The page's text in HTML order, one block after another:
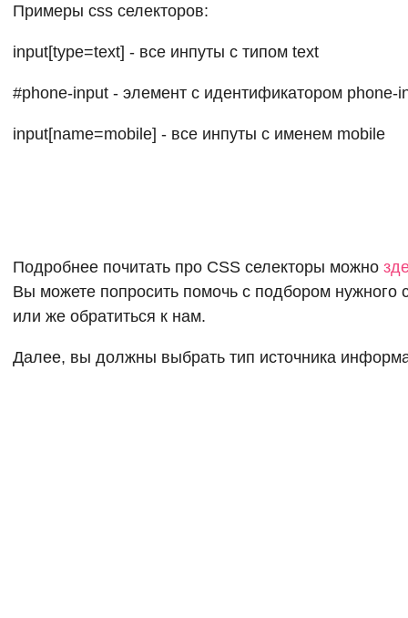
Примеры css селекторов:
input[type=text] - все инпуты с типом text
#phone-input - элемент с идентификатором phone-
input[name=mobile] - все инпуты с именем mobile
Подробнее почитать про CSS селекторы можно
Вы можете попросить помочь с подбором нужного
или же обратиться к нам.
Далее, вы должны выбрать тип источника